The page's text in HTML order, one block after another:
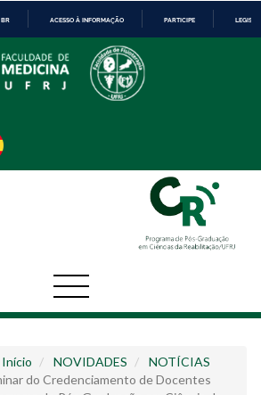
PARA
O
CONTEÚDO
BR ACESSO À INFORMAÇÃO PARTICIPE
Início NOVIDADES
NOTÍCIAS
do Credenciamento de Docentes